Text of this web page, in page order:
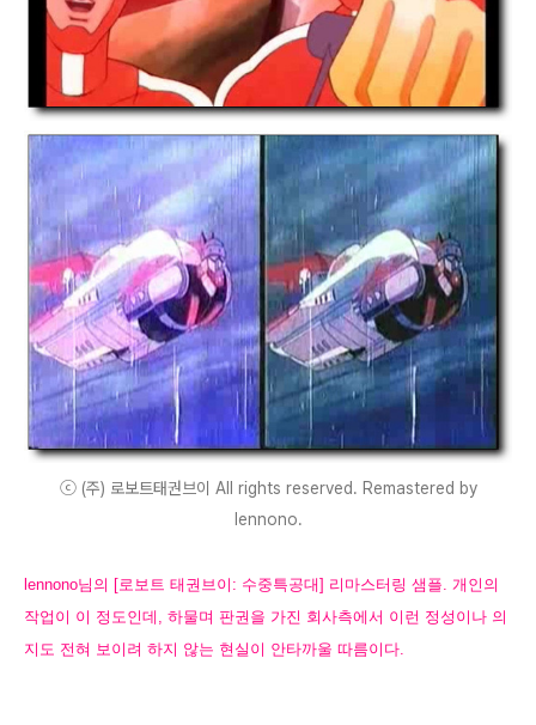
ⓒ (주) 로보트태권브이 All rights reserved. Remastered by
lennono.
lennono님의 [로보트 태권브이: 수중특공대] 리마스터링 샘플. 개인의
작업이 이 정도인데, 하물며 판권을 가진 회사측에서 이런 정성이나 의
지도 전혀 보이려 하지 않는 현실이 안타까울 따름이다.